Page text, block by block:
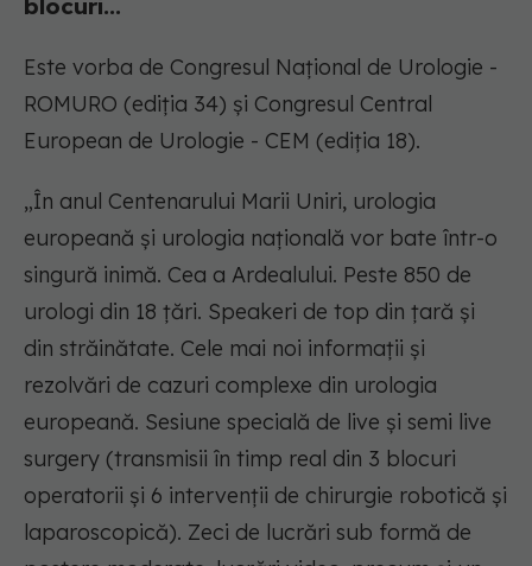
blocuri...
Este vorba de Congresul Naţional de Urologie -
ROMURO (ediţia 34) şi Congresul Central
European de Urologie - CEM (ediţia 18).
„În anul Centenarului Marii Uniri, urologia
europeană şi urologia naţională vor bate într-o
singură inimă. Cea a Ardealului. Peste 850 de
urologi din 18 ţări. Speakeri de top din ţară şi
din străinătate. Cele mai noi informaţii şi
rezolvări de cazuri complexe din urologia
europeană. Sesiune specială de live şi semi live
surgery (transmisii în timp real din 3 blocuri
operatorii şi 6 intervenţii de chirurgie robotică şi
laparoscopică). Zeci de lucrări sub formă de